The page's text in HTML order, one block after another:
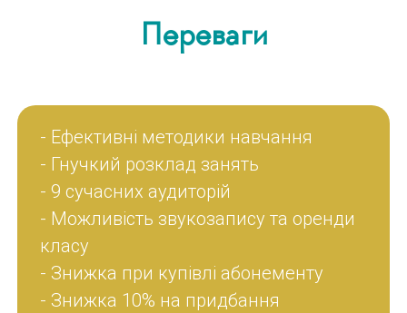
Переваги
- Ефективні методики навчання
- Гнучкий розклад занять
- 9 сучасних аудиторій
- Можливість звукозапису та оренди
класу
- Знижка при купівлі абонементу
- Знижка 10% на придбання